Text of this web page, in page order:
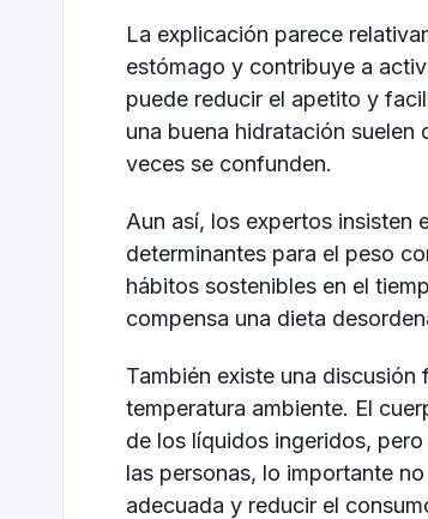
La explicación parece
estómago y contribuye a
puede reducir el apetito y
una buena hidratación suelen
veces se confunden.
Aun así, los expertos insisten
determinantes para el peso
hábitos sostenibles en el
compensa una dieta
También existe una
temperatura ambiente. El
de los líquidos ingeridos,
las personas, lo importante
adecuada y reducir el